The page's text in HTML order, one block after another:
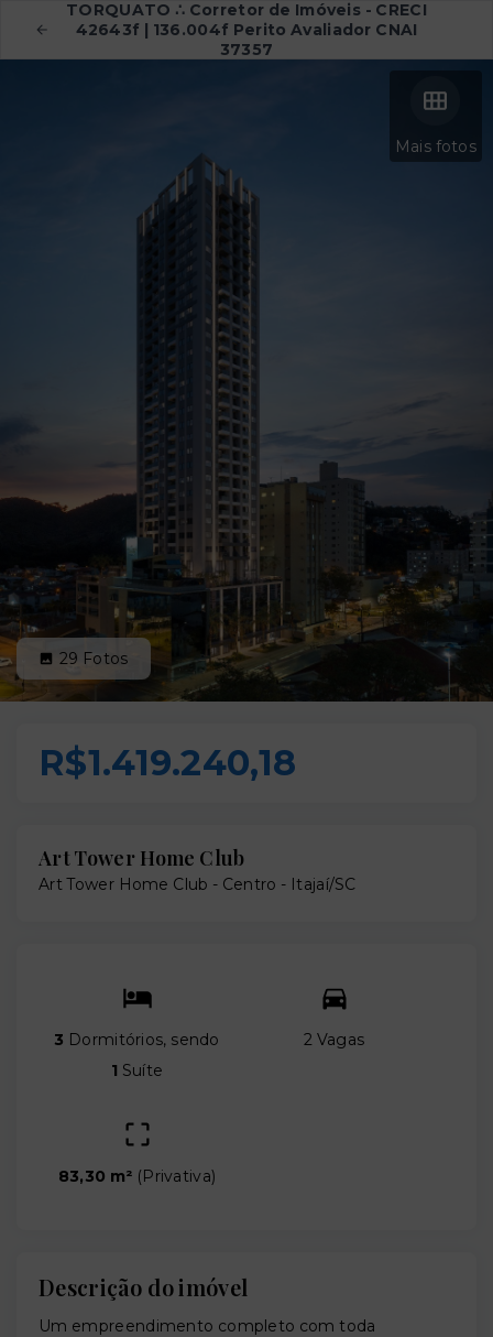
TORQUATO ∴ Corretor de Imóveis - CRECI
42643f | 136.004f Perito Avaliador CNAI
37357
Mais fotos
29 Fotos
R$1.419.240,18
Art Tower Home Club
Art Tower Home Club - Centro - Itajaí/SC
3 Dormitórios, sendo
1 Suíte
2 Vagas
83,30 m² (Privativa)
Descrição do imóvel
Um empreendimento completo com toda